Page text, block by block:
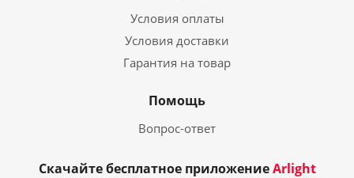
Условия оплаты
Условия доставки
Гарантия на товар
Помощь
Вопрос-ответ
Скачайте бесплатное приложениеArlight